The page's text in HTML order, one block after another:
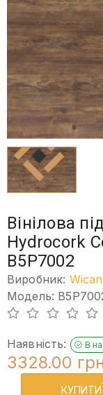
Вінілова
Hydrocork
B5P7002
Виробник:
Модель:
Наявність: В
3328.00
КУПИТИ